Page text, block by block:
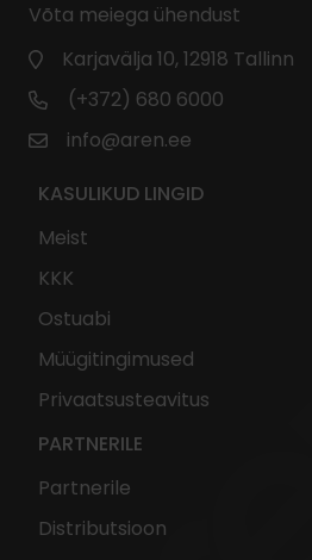
Võta meiega ühendust
Karjavälja 10, 12918 Tallinn
(+372) 680 6000
info@aren.ee
KASULIKUD LINGID
Meist
KKK
Ostuabi
Müügitingimused
Privaatsusteavitus
PARTNERILE
Partnerile
Distributsioon